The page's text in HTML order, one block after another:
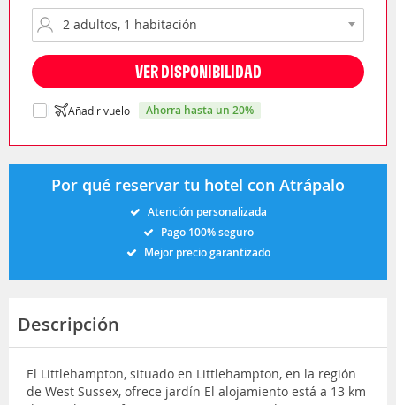
VER DISPONIBILIDAD
Añadir vuelo ahorra hasta un 20%
Por qué reservar tu hotel con Atrápalo
Atención personalizada
Pago 100% seguro
Mejor precio garantizado
Descripción
El Littlehampton, situado en Littlehampton, en la región
de West Sussex, ofrece jardín El alojamiento está a 13 km